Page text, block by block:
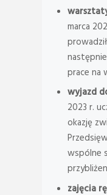
marca
prace na
wyjazd
2023 r.
okazję
wspólne
zajęcia